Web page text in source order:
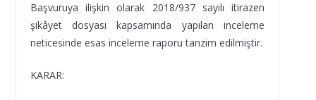
Başvuruya ilişkin olarak 2018/937 sayılı itirazen
şikâyet dosyası kapsamında yapılan inceleme
neticesinde esas inceleme raporu tanzim edilmiştir.
KARAR: